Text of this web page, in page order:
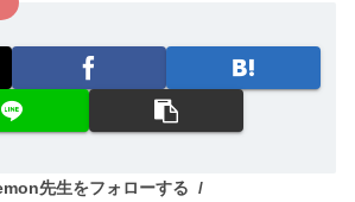
先生をフォローする